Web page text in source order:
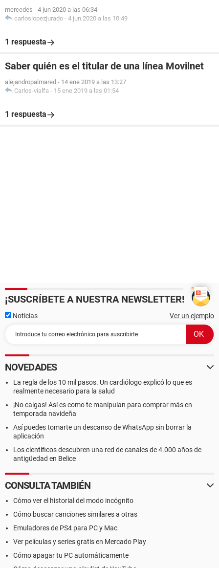
mercedes - 4 jun 2020 a las 06:34
carloslopezjurado - 4 jun 2020 a las 10:49
1 respuesta
Saber quién es el titular de una línea Movilnet
alejandropalmared - 14 ene 2019 a las 13:27
Carlos-vialfa - 15 ene 2019 a las 01:54
1 respuesta
¡SUSCRÍBETE A NUESTRA NEWSLETTER!
Noticias Ver un ejemplo
NOVEDADES
La regla de los 10 mil pasos. Un cardiólogo explicó lo que es
realmente necesario para la salud
¡No caigas! Así es como te manipulan para comprar más en
temporada navideña
Así puedes tomarte un descanso de WhatsApp sin borrar la
aplicación
Los científicos descubren una red de canales de 4.000 años de
antigüedad en Belice
CONSULTA TAMBIÉN
Cómo ver el historial del modo incógnito
Cómo buscar canciones similares a otras
Emuladores de PS4 para PC y Mac
Ver películas y series gratis en Mercado Play
Cómo apagar tu PC automáticamente